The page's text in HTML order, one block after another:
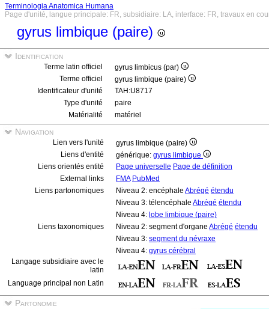
Terminologia Anatomica Humana
Page d'unité, langue principale: FR, subsidiaire: LA, interface: FR, travaux en
gyrus limbique (paire)
Identification
Terme latin officiel
gyrus limbicus (par)
Terme officiel
gyrus limbique (paire)
Identificateur d'unité
TAH:U8717
Type d'unité
paire
Matérialité
matériel
Navigation
Lien vers l'unité
gyrus limbique (paire)
Liens d'entité
générique: gyrus limbique
Liens orientés entité
Page universelle Page de définition
External links
FMA PubMed
Liens partonomiques
Niveau 2: encéphale Abrégé étendu
Niveau 3: télencéphale Abrégé étendu
Niveau 4: lobe limbique (paire)
Liens taxonomiques
Niveau 2: segment d'organe Abrégé étendu
Niveau 3: segment du névraxe
Niveau 4: gyrus cérébral
Langage subsidiaire avec le
latin
Language principal non Latin
Partonomie